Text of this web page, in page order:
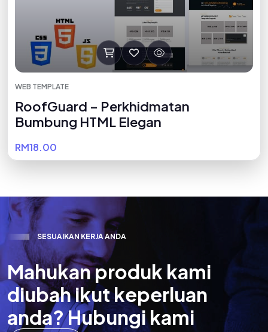
WEB TEMPLATE
RoofGuard – Perkhidmatan
Bumbung HTML Elegan
RM18.00
SESUAIKAN KERJA ANDA
Mahukanproduk kami
diubahikutkeperluan
anda?Hubungi kami